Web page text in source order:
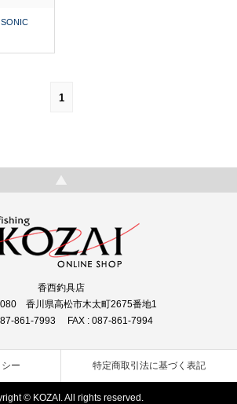
1
香西釣具店
香川県高松市木太町2675番地1
861-7993 FAX : 087-861-7994
ー 特定商取引法に基づく表記
© KOZAI. All rights reserved.